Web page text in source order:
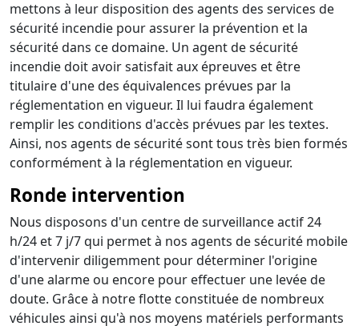
mettons à leur disposition des agents des services de
sécurité incendie pour assurer la prévention et la
sécurité dans ce domaine. Un agent de sécurité
incendie doit avoir satisfait aux épreuves et être
titulaire d'une des équivalences prévues par la
réglementation en vigueur. Il lui faudra également
remplir les conditions d'accès prévues par les textes.
Ainsi, nos agents de sécurité sont tous très bien formés
conformément à la réglementation en vigueur.
Ronde intervention
Nous disposons d'un centre de surveillance actif 24
h/24 et 7 j/7 qui permet à nos agents de sécurité mobile
d'intervenir diligemment pour déterminer l'origine
d'une alarme ou encore pour effectuer une levée de
doute. Grâce à notre flotte constituée de nombreux
véhicules ainsi qu'à nos moyens matériels performants